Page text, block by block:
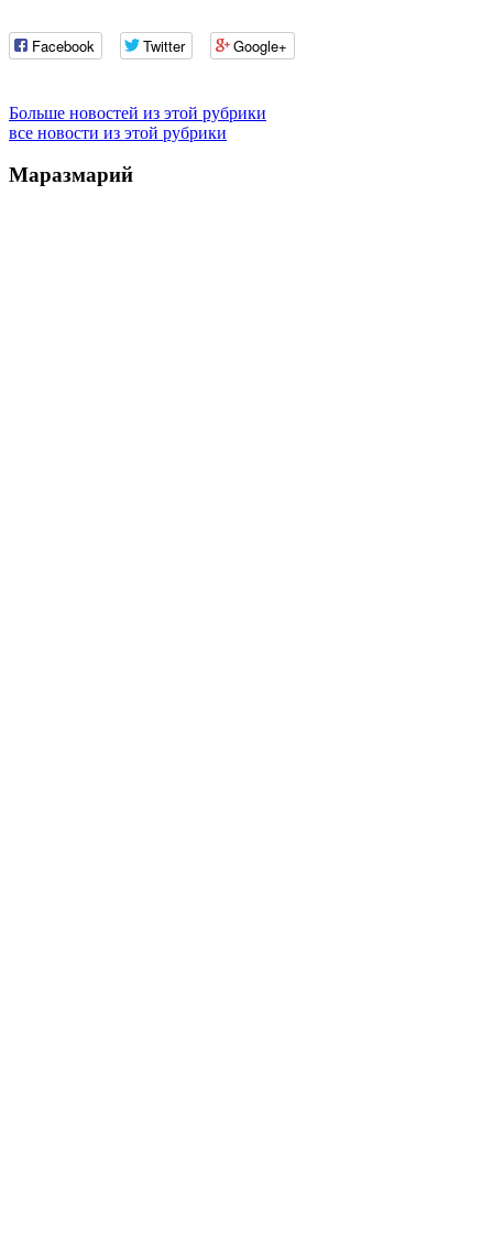
Facebook Twitter Google+
Больше новостей из этой рубрики
все новости из этой рубрики
Маразмарий